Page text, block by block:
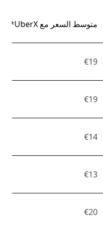
متوسط السعر مع UberX*
€19
€19
€14
€13
€20